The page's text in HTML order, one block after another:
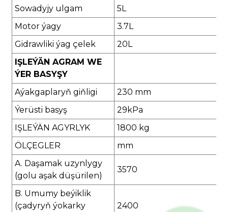
Sowadyjy ulgam
5L
Motor ýagy
3.7L
Gidrawliki ýag çelek
20L
IŞLEÝÄN AGRAM WE
ÝER BASYŞY
Aýakgaplaryň giňligi
230 mm
Ýerüsti basyş
29kPa
IŞLEÝÄN AGYRLYK
1800 kg
ÖLÇEGLER
mm
A. Daşamak uzynlygy
(golu aşak düşürilen)
3570
B. Umumy beýiklik
(çadyryň ýokarky
2400